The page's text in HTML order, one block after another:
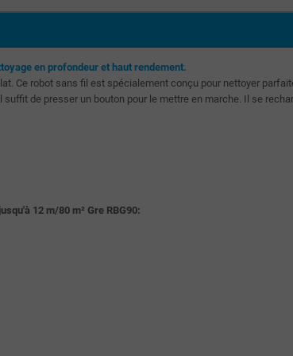
en profondeur et haut rendement.
Ce robot sans fil est spécialement conçu pour nettoyer
de presser un bouton pour le mettre en marche. Il se
12 m/80 m² Gre RBG90: